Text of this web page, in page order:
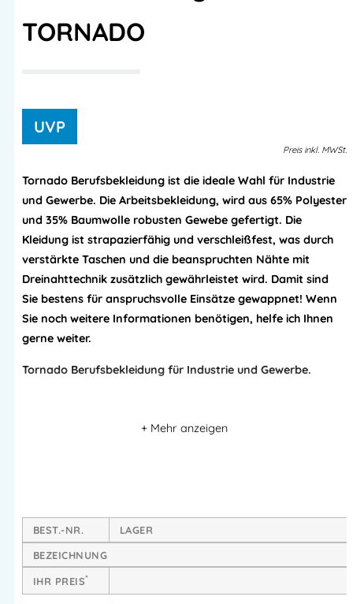
TORNADO
Preis inkl. MWSt.
Tornado Berufsbekleidung ist die ideale Wahl für Industrie
und Gewerbe. Die Arbeitsbekleidung, wird aus 65% Polyester
und 35% Baumwolle robusten Gewebe gefertigt. Die
Kleidung ist strapazierfähig und verschleißfest, was durch
verstärkte Taschen und die beanspruchten Nähte mit
Dreinahttechnik zusätzlich gewährleistet wird. Damit sind
Sie bestens für anspruchsvolle Einsätze gewappnet! Wenn
Sie noch weitere Informationen benötigen, helfe ich Ihnen
gerne weiter.
Tornado Berufsbekleidung für Industrie und Gewerbe.
Drei übereinanderliegende Brusttaschen, rechts mit
Robuster Kunststoffreißverschluss.
Material:65% Polyester, 35% Baumwolle, 325 g/m2
Tornado Berufsbekleidung Kollektion.
BEST.-NR.
LAGER
BEZEICHNUNG
IHR PREIS*